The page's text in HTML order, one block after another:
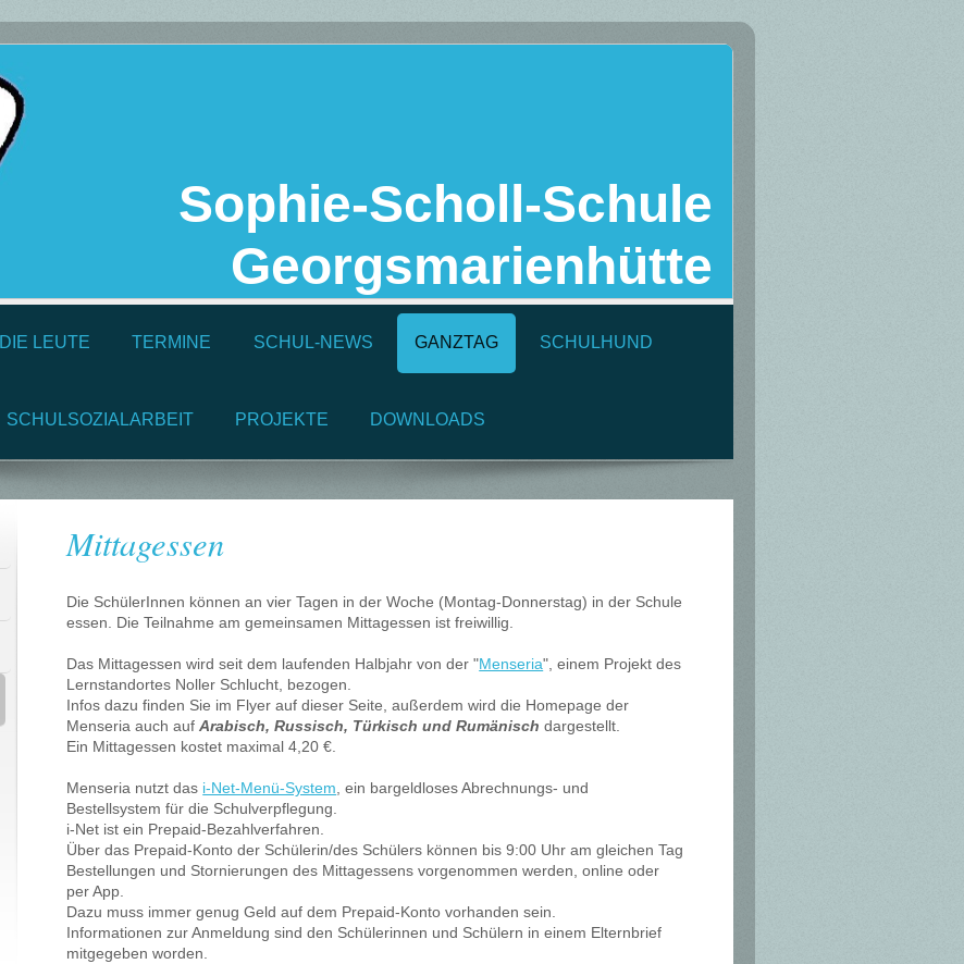
Sophie-Scholl-Schule
Georgsmarienhütte
DIE LEUTE TERMINE SCHUL-NEWS GANZTAG SCHULHUND
SCHULSOZIALARBEIT PROJEKTE DOWNLOADS
Mittagessen
Die SchülerInnen können an vier Tagen in der Woche (Montag-Donnerstag) in der Schule
essen. Die Teilnahme am gemeinsamen Mittagessen ist freiwillig.
Das Mittagessen wird seit dem laufenden Halbjahr von der "Menseria", einem Projekt des
Lernstandortes Noller Schlucht, bezogen.
Infos dazu finden Sie im Flyer auf dieser Seite, außerdem wird die Homepage der
Menseria auch aufArabisch, Russisch, Türkisch und Rumänisch dargestellt.
Ein Mittagessen kostet maximal 4,20 €.
Menseria nutzt das i-Net-Menü-System, ein bargeldloses Abrechnungs- und
Bestellsystem für die Schulverpflegung.
i-Net ist ein Prepaid-Bezahlverfahren.
Über das Prepaid-Konto der Schülerin/des Schülers können bis 9:00 Uhr am gleichen Tag
Bestellungen und Stornierungen des Mittagessens vorgenommen werden, online oder
per App.
Dazu muss immer genug Geld auf dem Prepaid-Konto vorhanden sein.
Informationen zur Anmeldung sind den Schülerinnen und Schülern in einem Elternbrief
mitgegeben worden.